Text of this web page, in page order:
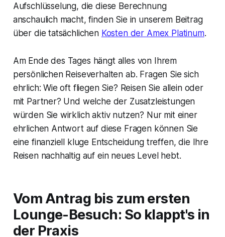
Aufschlüsselung, die diese Berechnung
anschaulich macht, finden Sie in unserem Beitrag
über die tatsächlichen Kosten der Amex Platinum.
Am Ende des Tages hängt alles von Ihrem
persönlichen Reiseverhalten ab. Fragen Sie sich
ehrlich: Wie oft fliegen Sie? Reisen Sie allein oder
mit Partner? Und welche der Zusatzleistungen
würden Sie wirklich aktiv nutzen? Nur mit einer
ehrlichen Antwort auf diese Fragen können Sie
eine finanziell kluge Entscheidung treffen, die Ihre
Reisen nachhaltig auf ein neues Level hebt.
Vom Antrag bis zum ersten
Lounge-Besuch: So klappt's in
der Praxis